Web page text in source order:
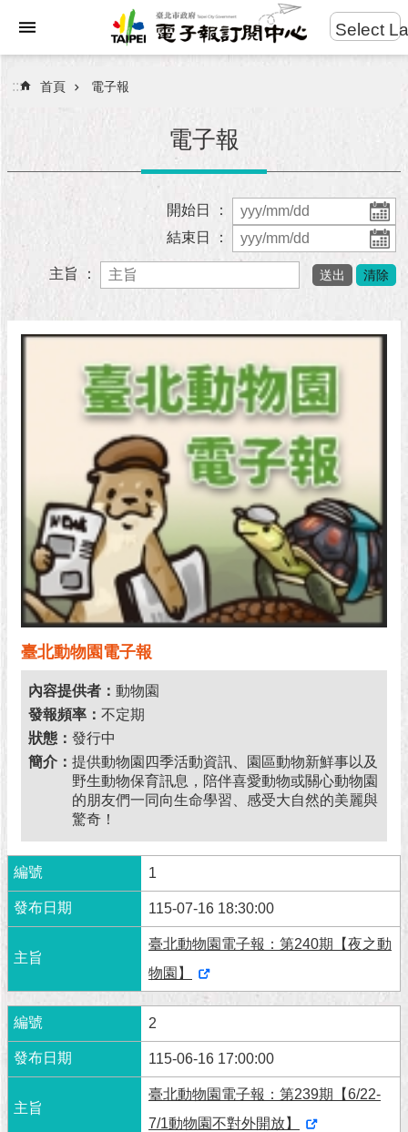
進
搜
站
放
告
隱
及
資
安
政
府
聯
絡
我
Select
::: 首頁 電子報
電子報
開始日 ：
結束日 ：
主旨 ：
臺北動物園電子報
內容提供者： 動物園
發報頻率： 不定期
狀態： 發行中
簡介： 提供動物園四季活動資訊、園區動物新鮮事以及
野生動物保育訊息，陪伴喜愛動物或關心動物園
的朋友們一同向生命學習、感受大自然的美麗與
驚奇！
1
115-07-16 18:30:00
臺北動物園電子報：第240期【夜之動
物園】
2
115-06-16 17:00:00
臺北動物園電子報：第239期【6/22-
7/1動物園不對外開放】